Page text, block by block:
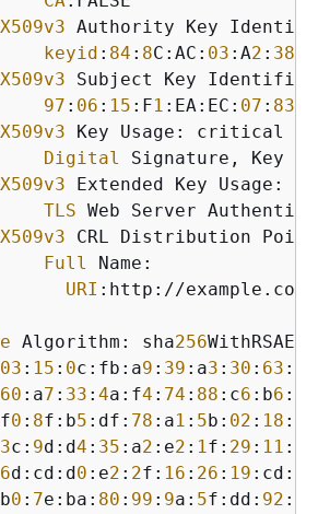
X509v3 Authority Key
keyid : 84 : 8C:AC: 03 :A2 : 38
X509v3 Subject Key
97 : 06 : 15 :F1 :EA:EC: 07 : 83
X509v3 Key Usage: critical
Digital
Signature, Key
X509v3 Extended Key Usage:
TLS Web Server
X509v3 CRL Distribution
Full
Name:
URI :http://
Algorithm: sha256
03 : 15 : 0c:fb:a9 : 39 :a3 : 30 : 63 :b
60 :a7 : 33 : 4a:f4 : 74 : 88 :c6 :b6 :b
0 : 8f:b5 :df: 78 :a1 : 5b: 02 : 18 :
3c: 9d:d4 : 35 :a2 :e2 : 1f: 29 : 11 :
6d:cd:d0 :e2 : 2f: 16 : 26 : 19 :cd:f
0 : 7e:ba: 80 : 99 : 9a: 5f:dd: 92 :b